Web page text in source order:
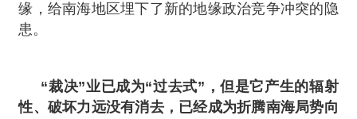
缘，给南海地区埋下了新的地缘政治竞争冲突的隐
患。
“裁决”业已成为“过去式”，但是它产生的辐射
性、破坏力远没有消去，已经成为折腾南海局势向